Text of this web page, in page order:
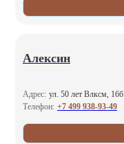
Алексин
Адрес: ул. 50 лет Влксм, 16б
Телефон: +7 499 938-93-49